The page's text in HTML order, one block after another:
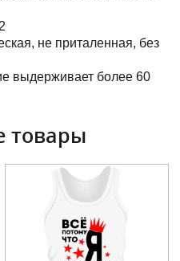
не приталенная, без
выдерживает более 60
товары